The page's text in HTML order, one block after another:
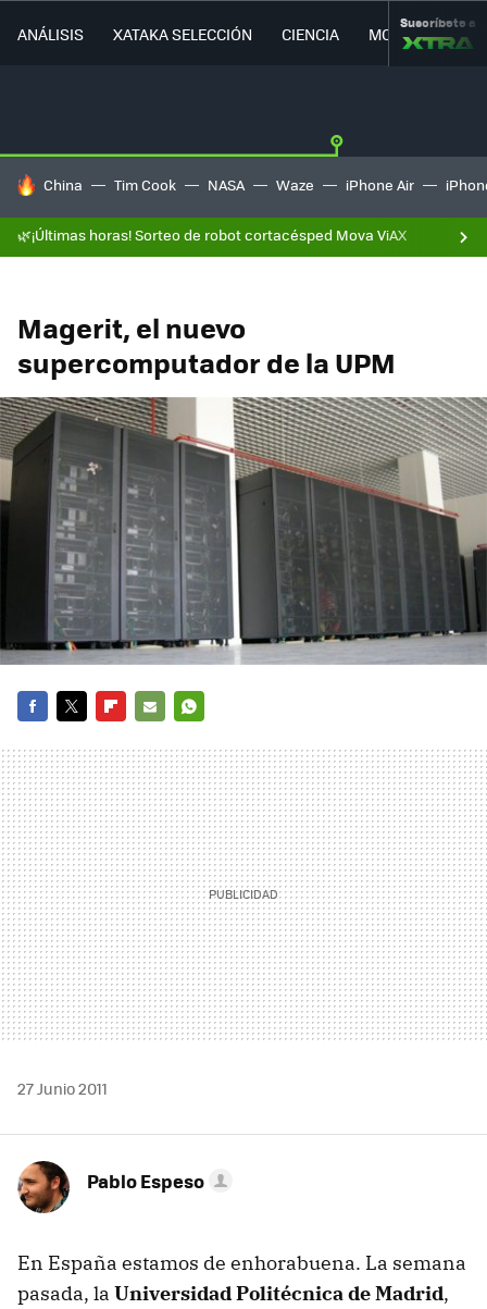
ANÁLISIS XATAKA SELECCIÓN CIENCIA MOVILIDAD
Suscríbete a
HOY SE HABLA DE
China Tim Cook NASA Waze iPhone Air
🌿¡Últimas horas! Sorteo de robot cortacésped Mova ViAX
Magerit, el nuevo
supercomputador de la UPM
MAIL
27 Junio 2011
Pablo Espeso
En España estamos de enhorabuena. La semana
pasada, la Universidad Politécnica de Madrid,